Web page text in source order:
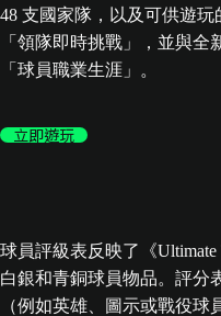
48 支國家隊，以及可供遊
「領隊即時挑戰」，並與
「球員職業生涯」。
立即遊玩
球員評級表反映了《Ultimate
白銀和青銅球員物品。評分
（例如英雄、圖示或戰役